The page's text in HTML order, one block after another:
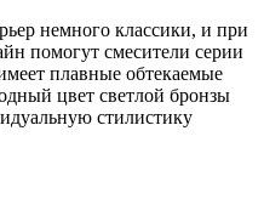
немного классики, и при
помогут смесители серии
плавные обтекаемые
цвет светлой бронзы
стилистику